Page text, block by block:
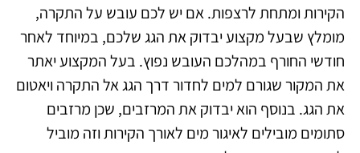
הקירות ומתחת לרצפות. אם יש לכם עובש על התקרה,
מומלץ שבעל מקצוע יבדוק את הגג שלכם, במיוחד לאחר
חודשי החורף במהלכם העובש נפוץ. בעל המקצוע יאתר
את המקור שגורם למים לחדור דרך הגג אל התקרה ויאטום
את הגג. בנוסף הוא יבדוק את המרזבים, שכן מרזבים
סתומים מובילים לאיגור מים לאורך הקירות וזה מוביל